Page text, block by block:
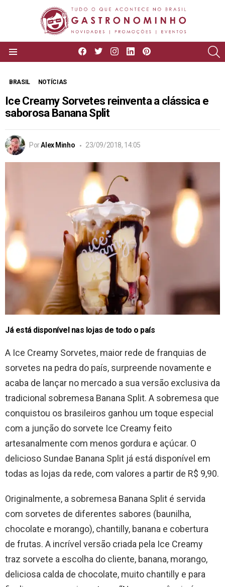
facebooktwitterinstagram
linkedin
BRASIL NOTÍCIAS
Ice Creamy Sorvetes reinventa a clássica e
saborosa Banana Split
PorAlex Minho 23/09/2018, 14:05
Já está disponível nas lojas de todo o país
A Ice Creamy Sorvetes, maior rede de franquias de
sorvetes na pedra do país, surpreende novamente e
acaba de lançar no mercado a sua versão exclusiva da
tradicional sobremesa Banana Split. A sobremesa que
conquistou os brasileiros ganhou um toque especial
com a junção do sorvete Ice Creamy feito
artesanalmente com menos gordura e açúcar. O
delicioso Sundae Banana Split já está disponível em
todas as lojas da rede, com valores a partir de R$ 9,90.
Originalmente, a sobremesa Banana Split é servida
com sorvetes de diferentes sabores (baunilha,
chocolate e morango), chantilly, banana e cobertura
de frutas. A incrível versão criada pela Ice Creamy
traz sorvete a escolha do cliente, banana, morango,
deliciosa calda de chocolate, muito chantilly e para